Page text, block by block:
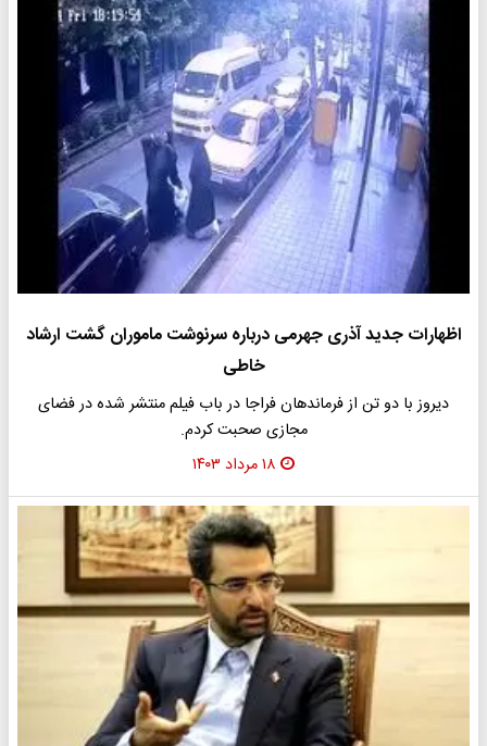
اظهارات جدید آذری جهرمی درباره سرنوشت ماموران گشت ارشاد
خاطی
دیروز با دو‌ تن از فرماندهان فراجا در باب فیلم منتشر شده در فضای
مجازی صحبت کردم.
۱۸ مرداد ۱۴۰۳